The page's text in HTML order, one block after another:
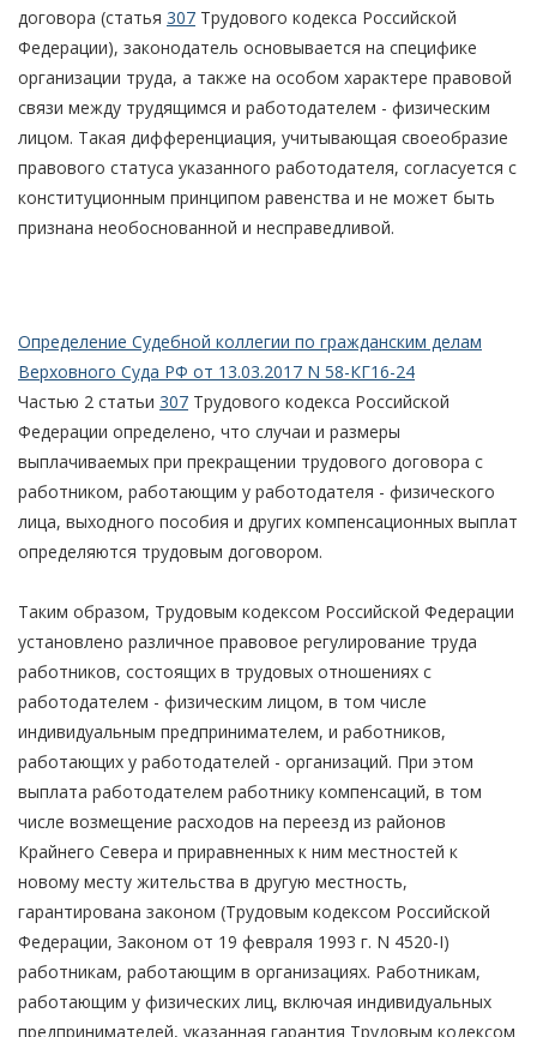
договора (статья 307 Трудового кодекса Российской
Федерации), законодатель основывается на специфике
организации труда, а также на особом характере правовой
связи между трудящимся и работодателем - физическим
лицом. Такая дифференциация, учитывающая своеобразие
правового статуса указанного работодателя, согласуется с
конституционным принципом равенства и не может быть
признана необоснованной и несправедливой.
Определение Судебной коллегии по гражданским делам
Верховного Суда РФ от 13.03.2017 N 58-КГ16-24
Частью 2 статьи 307 Трудового кодекса Российской
Федерации определено, что случаи и размеры
выплачиваемых при прекращении трудового договора с
работником, работающим у работодателя - физического
лица, выходного пособия и других компенсационных выплат
определяются трудовым договором.
Таким образом, Трудовым кодексом Российской Федерации
установлено различное правовое регулирование труда
работников, состоящих в трудовых отношениях с
работодателем - физическим лицом, в том числе
индивидуальным предпринимателем, и работников,
работающих у работодателей - организаций. При этом
выплата работодателем работнику компенсаций, в том
числе возмещение расходов на переезд из районов
Крайнего Севера и приравненных к ним местностей к
новому месту жительства в другую местность,
гарантирована законом (Трудовым кодексом Российской
Федерации, Законом от 19 февраля 1993 г. N 4520-I)
работникам, работающим в организациях. Работникам,
работающим у физических лиц, включая индивидуальных
предпринимателей, указанная гарантия Трудовым кодексом